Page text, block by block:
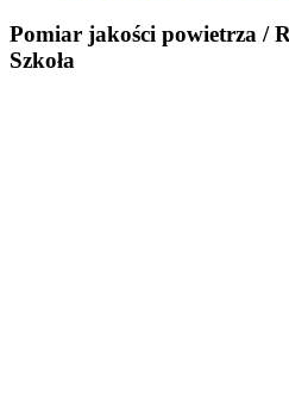
Pomiar jakości powietrza /
Szkoła